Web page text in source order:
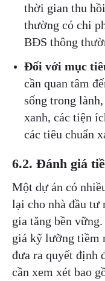
thời gian thu
thường có chi
BĐS thông
Đối với mục
cần quan tâm
sống trong
xanh, các tiện
các tiêu chuẩn
6.2. Đánh giá
Một dự án có
lại cho nhà đầu tư
gia tăng bền
giá kỹ lưỡng tiềm
đưa ra quyết định
cần xem xét bao